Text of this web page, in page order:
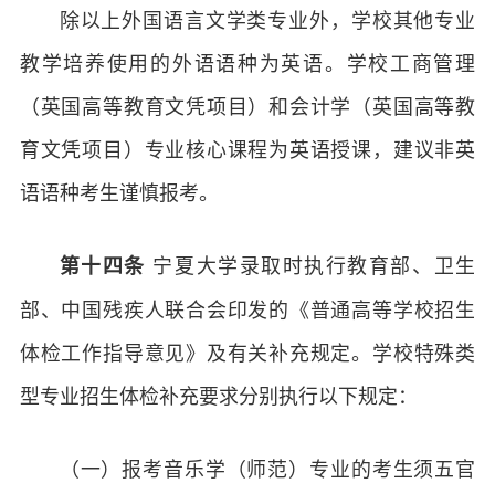
除以上外国语言文学类专业外，学校其他专业
教学培养使用的外语语种为英语。学校工商管理
（英国高等教育文凭项目）和会计学（英国高等教
育文凭项目）专业核心课程为英语授课，建议非英
语语种考生谨慎报考。
第十四条 宁夏大学录取时执行教育部、卫生
部、中国残疾人联合会印发的《普通高等学校招生
体检工作指导意见》及有关补充规定。学校特殊类
型专业招生体检补充要求分别执行以下规定：
（一）报考音乐学（师范）专业的考生须五官